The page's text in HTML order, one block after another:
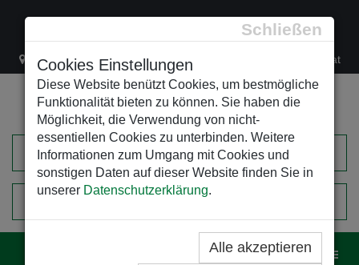
Schließen
Cookies Einstellungen
Diese Website benützt Cookies, um bestmögliche
Funktionalität bieten zu können. Sie haben die
Möglichkeit, die Verwendung von nicht-
essentiellen Cookies zu unterbinden. Weitere
Informationen zum Umgang mit Cookies und
sonstigen Daten auf dieser Website finden Sie in
unserer Datenschutzerklärung.
Alle akzeptieren
Lacknergasse 78 +43/1/470 37 00 office@leso.at
EINKAUFSWAGEN